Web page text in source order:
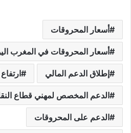
أسعار المحروقات
أسعار المحروقات في المغرب
إطلاق الدعم المالي
الدعم المخصص لمهني قطاع
الدعم على المحروقات